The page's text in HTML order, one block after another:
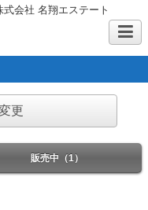
会社 名翔エステート
更
販売中（1）